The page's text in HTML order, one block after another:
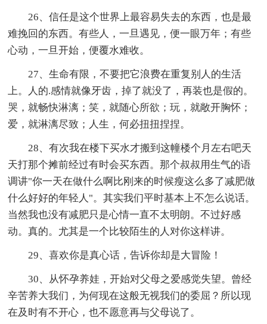
26、信任是这个世界上最容易失去的东西，也是最
难挽回的东西。有些人，一旦遇见，便一眼万年；有些
心动，一旦开始，便覆水难收。
27、生命有限，不要把它浪费在重复别人的生活
上。人的.感情就像牙齿，掉了就没了，再装也是假的。
哭，就畅快淋漓；笑，就随心所欲；玩，就敞开胸怀；
爱，就淋漓尽致；人生，何必扭扭捏捏。
28、有次我在楼下买水才搬到这幢楼个月左右吧天
天打那个摊前经过有时会买东西。那个叔叔用生气的语
调讲"你一天在做什么啊比刚来的时候瘦这么多了减肥做
什么好好的年轻人"。其实我们平时基本上不怎么说话。
当然我也没有减肥只是心情一直不太明朗。不过好感
动。真的。尤其是一个比较陌生的人对你这样讲。
29、喜欢你是真心话，告诉你却是大冒险！
30、从怀孕养娃，开始对父母之爱感觉失望。曾经
辛苦养大我们，为何现在这般无视我们的委屈？所以现
在及时有不开心，也不愿意再与父母说了。